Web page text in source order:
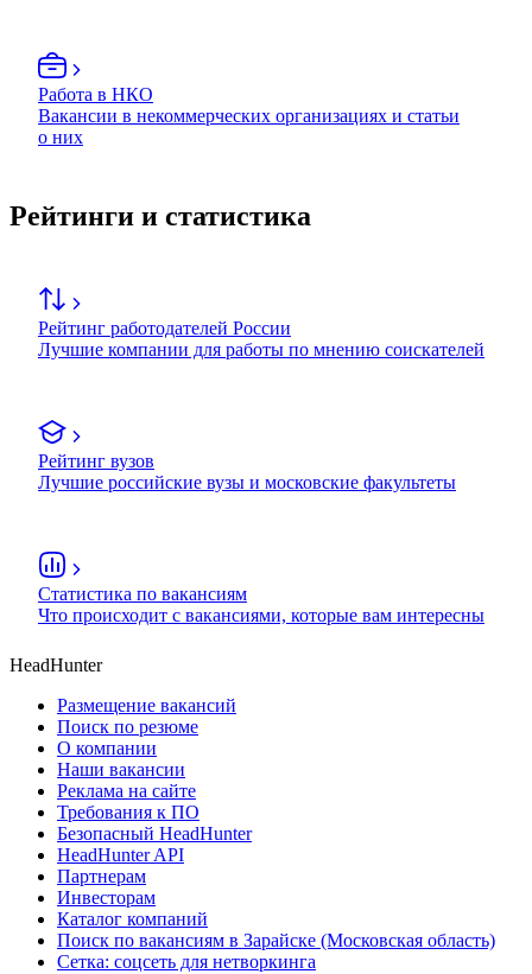
Работа в НКО
Вакансии в некоммерческих организациях и статьи
о них
Рейтинги и статистика
Рейтинг работодателей России
Лучшие компании для работы по мнению соискателей
Рейтинг вузов
Лучшие российские вузы и московские факультеты
Статистика по вакансиям
Что происходит с вакансиями, которые вам интересны
HeadHunter
Размещение вакансий
Поиск по резюме
О компании
Наши вакансии
Реклама на сайте
Требования к ПО
Безопасный HeadHunter
HeadHunter API
Партнерам
Инвесторам
Каталог компаний
Поиск по вакансиям в Зарайске (Московская область)
Сетка: соцсеть для нетворкинга